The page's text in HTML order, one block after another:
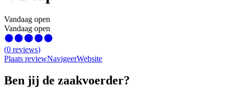
Vandaag open
Vandaag open
(0 reviews)
Plaats reviewNavigeerWebsite
Ben jij de zaakvoerder?